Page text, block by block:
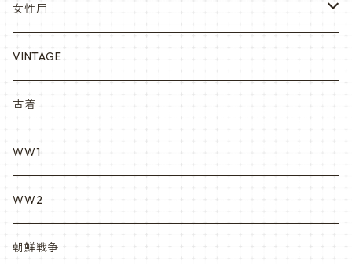
YARSOC
シャークマウス
REPRO レプロ
トレーニングウエア集
ポーラテック/POLARTEC
米軍放出品ブーツ
EA east asia
DRAGON ドラゴン
Nyat Mil ニャットミル
カスタム KURI
VietnamEra ウエア
Vietnam ジャングルブーツ
女性用
ARC アメリカンレッドクロス
NURES
VINTAGE
古着
WW1
WW2
朝鮮戦争